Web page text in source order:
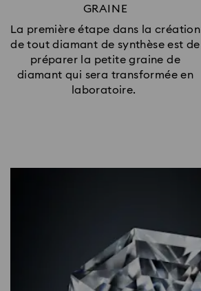
GRAINE
La première étape dans la création
de tout diamant de synthèse est de
préparer la petite graine de
diamant qui sera transformée en
laboratoire.